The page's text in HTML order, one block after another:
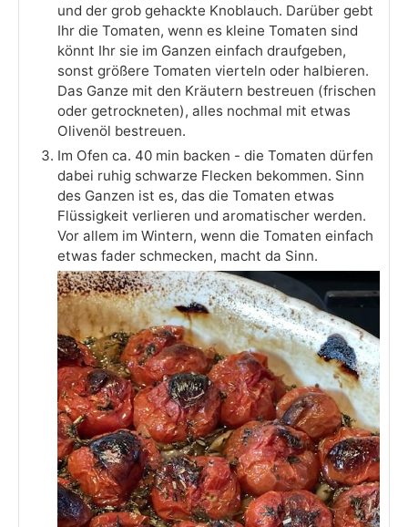
und der grob gehackte Knoblauch. Darüber gebt
Ihr die Tomaten, wenn es kleine Tomaten sind
könnt Ihr sie im Ganzen einfach draufgeben,
sonst größere Tomaten vierteln oder halbieren.
Das Ganze mit den Kräutern bestreuen (frischen
oder getrockneten), alles nochmal mit etwas
Olivenöl bestreuen.
Im Ofen ca. 40 min backen - die Tomaten dürfen
dabei ruhig schwarze Flecken bekommen. Sinn
des Ganzen ist es, das die Tomaten etwas
Flüssigkeit verlieren und aromatischer werden.
Vor allem im Wintern, wenn die Tomaten einfach
etwas fader schmecken, macht da Sinn.